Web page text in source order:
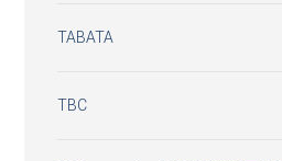
TABATA
TBC